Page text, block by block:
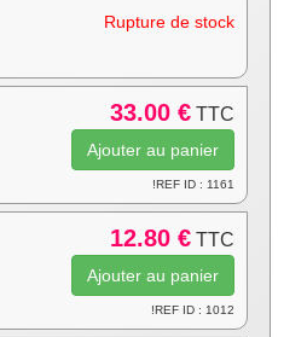
Rupture de stock
33.00 € TTC
!REF ID : 1161
12.80 € TTC
!REF ID : 1012